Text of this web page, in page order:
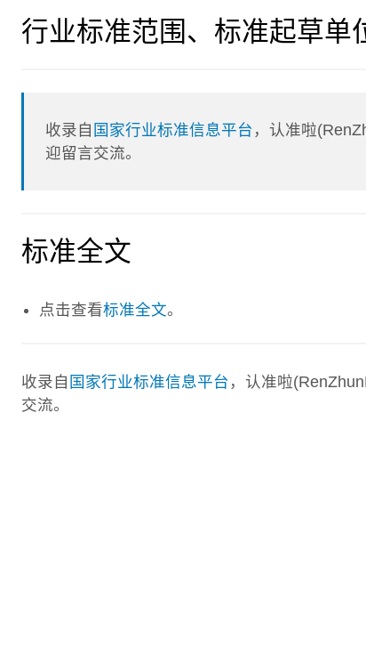
行业标准范围、标准起草单
收录自 国家行业标准信息平台 ，认准啦
迎留言交流。
标准全文
点击查看标准全文。
收录自 国家行业标准信息平台 ，认准啦
交流。